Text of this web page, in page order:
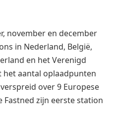
november en december
in Nederland, België,
en het Verenigd
aantal oplaadpunten
over 9 Europese
Fastned zijn eerste station